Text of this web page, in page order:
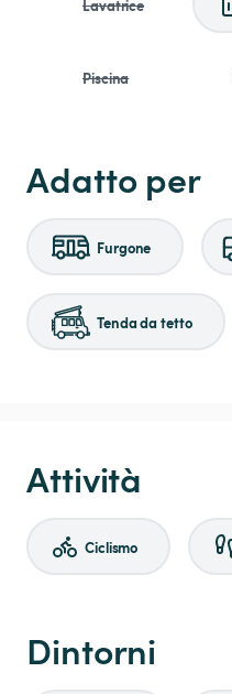
Lavatrice
Piscina
Adatto per
Furgone
Tenda da tetto
Attività
Ciclismo
Dintorni